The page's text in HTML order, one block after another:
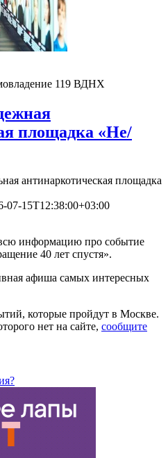
119 ВДНХ
площадка «Не/
антинаркотическая площадка
07-15T12:38:00+03:00
информацию про событие
40 лет спустя».
афиша самых интересных
которые пройдут в Москве.
нет на сайте, сообщите